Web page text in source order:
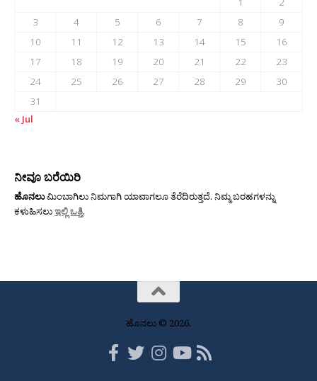
3
4 5 6 7 8
9
10
11 12 13 14 15
16
17
18 19 20 21 22
23
24
25 26 27 28 29
30
31
« Jul
ನೀವೂ ಬರೆಯಿರಿ
ಹೊನಲುಮಿಂಬಾಗಿಲು ನಿಮಗಾಗಿ ಯಾವಾಗಲೂ ತೆರೆದಿರುತ್ತದೆ. ನಿಮ್ಮ ಬರಹಗಳನ್ನು
ಕಳುಹಿಸಲುಇಲ್ಲಿ ಒತ್ತಿ.
ಹೊನಲು © 2026.